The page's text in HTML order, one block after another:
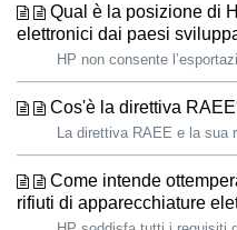
Qual è la posizione di
elettronici dai paesi
Cos'è la direttiva
Come intende
rifiuti di apparecchiature